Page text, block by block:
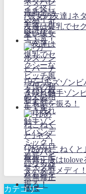
｢彼女の友達｣ネ
友達は爆乳でセ
手です
｢ガールズゾン
き残れ触手ゾン
とも剣を振る！
｢ゆめねこねく
無修正版は
タバタコメディ！
カテゴリー